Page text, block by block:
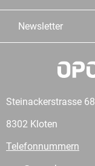
Newsletter
Steinackerstrasse 68
8302 Kloten
Telefonnummern